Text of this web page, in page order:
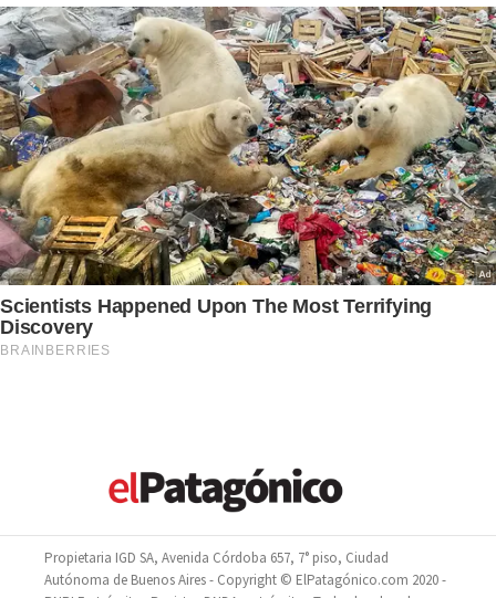
Propietaria IGD SA, Avenida Córdoba 657, 7° piso, Ciudad
Autónoma de Buenos Aires - Copyright © ElPatagónico.com 2020 -